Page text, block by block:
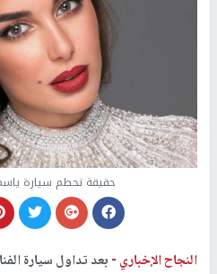
حقيقة تحطم سيارة
النجاح الإخباري -بعد تداول سيارة